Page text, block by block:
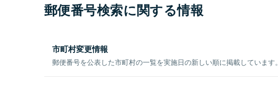
郵便番号検索に関する情報
市町村変更情報
郵便番号を公表した市町村の一覧を実施日の新しい順に掲載しています。